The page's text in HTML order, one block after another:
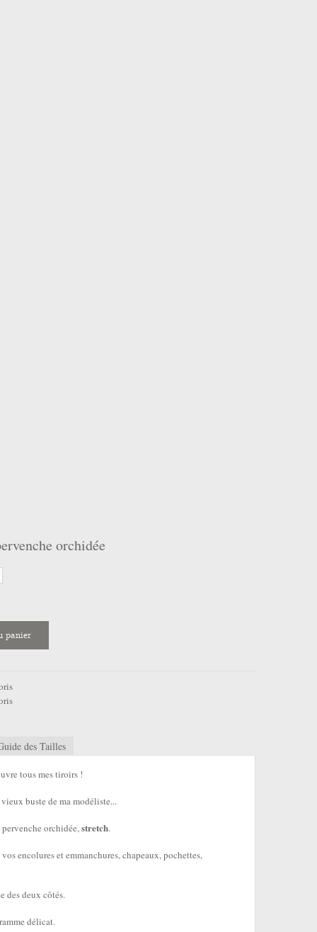
orchidée
panier
des Tailles
tous mes tiroirs !
buste de ma modéliste...
orchidée,stretch.
encolures et emmanchures, chapeaux, pochettes,
des deux côtés.
délicat.